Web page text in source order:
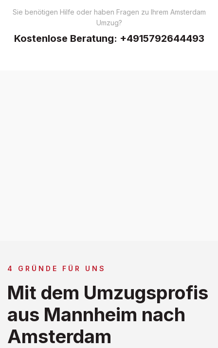
Sie benötigen Hilfe oder haben Fragen zu Ihrem Amsterdam
Umzug?
Kostenlose Beratung: +4915792644493
4 GRÜNDE FÜR UNS
Mit dem Umzugsprofis
aus Mannheim nach
Amsterdam